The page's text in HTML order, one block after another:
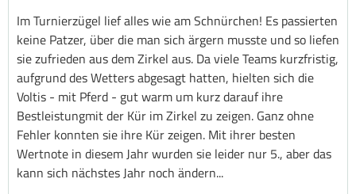
Im Turnierzügel lief alles wie am Schnürchen! Es passierten
keine Patzer, über die man sich ärgern musste und so liefen
sie zufrieden aus dem Zirkel aus. Da viele Teams kurzfristig,
aufgrund des Wetters abgesagt hatten, hielten sich die
Voltis - mit Pferd - gut warm um kurz darauf ihre
Bestleistungmit der Kür im Zirkel zu zeigen. Ganz ohne
Fehler konnten sie ihre Kür zeigen. Mit ihrer besten
Wertnote in diesem Jahr wurden sie leider nur 5., aber das
kann sich nächstes Jahr noch ändern...